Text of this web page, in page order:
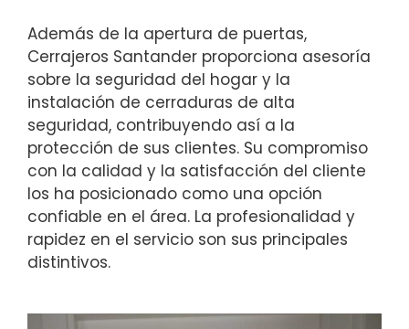
Además de la apertura de puertas,
Cerrajeros Santander proporciona asesoría
sobre la seguridad del hogar y la
instalación de cerraduras de alta
seguridad, contribuyendo así a la
protección de sus clientes. Su compromiso
con la calidad y la satisfacción del cliente
los ha posicionado como una opción
confiable en el área. La profesionalidad y
rapidez en el servicio son sus principales
distintivos.